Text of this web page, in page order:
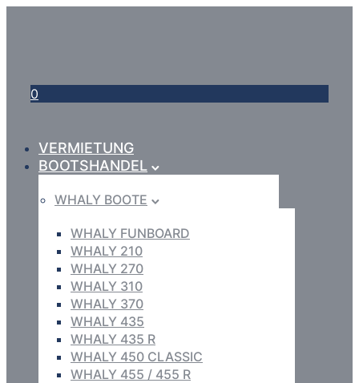
0
VERMIETUNG
BOOTSHANDEL
WHALY BOOTE
WHALY FUNBOARD
WHALY 210
WHALY 270
WHALY 310
WHALY 370
WHALY 435
WHALY 435 R
WHALY 450 CLASSIC
WHALY 455 / 455 R